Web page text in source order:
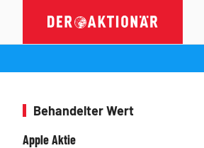
Behandelter Wert
Apple Aktie